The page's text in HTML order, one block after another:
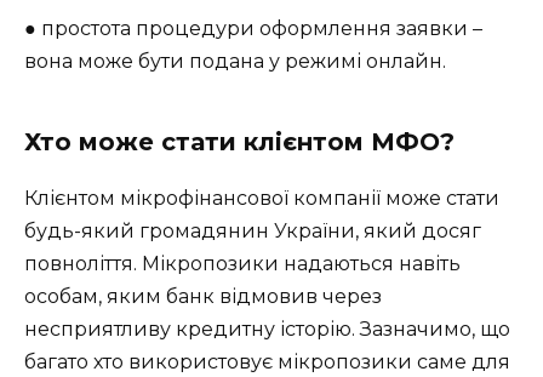
● простота процедури оформлення заявки –
вона може бути подана у режимі онлайн.
Хто може стати клієнтом МФО?
Клієнтом мікрофінансової компанії може стати
будь-який громадянин України, який досяг
повноліття. Мікропозики надаються навіть
особам, яким банк відмовив через
несприятливу кредитну історію. Зазначимо, що
багато хто використовує мікропозики саме для